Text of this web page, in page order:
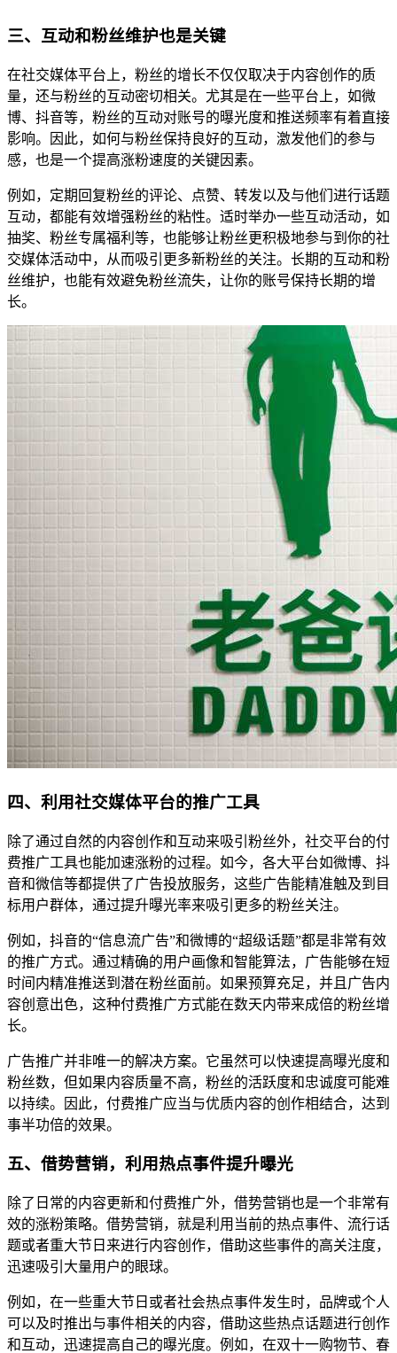
三、互动和粉丝维护也是关键
在社交媒体平台上，粉丝的增长不仅仅取决于内容创作的质
量，还与粉丝的互动密切相关。尤其是在一些平台上，如微
博、抖音等，粉丝的互动对账号的曝光度和推送频率有着直接
影响。因此，如何与粉丝保持良好的互动，激发他们的参与
感，也是一个提高涨粉速度的关键因素。
例如，定期回复粉丝的评论、点赞、转发以及与他们进行话题
互动，都能有效增强粉丝的粘性。适时举办一些互动活动，如
抽奖、粉丝专属福利等，也能够让粉丝更积极地参与到你的社
交媒体活动中，从而吸引更多新粉丝的关注。长期的互动和粉
丝维护，也能有效避免粉丝流失，让你的账号保持长期的增
长。
四、利用社交媒体平台的推广工具
除了通过自然的内容创作和互动来吸引粉丝外，社交平台的付
费推广工具也能加速涨粉的过程。如今，各大平台如微博、抖
音和微信等都提供了广告投放服务，这些广告能精准触及到目
标用户群体，通过提升曝光率来吸引更多的粉丝关注。
例如，抖音的“信息流广告”和微博的“超级话题”都是非常有效
的推广方式。通过精确的用户画像和智能算法，广告能够在短
时间内精准推送到潜在粉丝面前。如果预算充足，并且广告内
容创意出色，这种付费推广方式能在数天内带来成倍的粉丝增
长。
广告推广并非唯一的解决方案。它虽然可以快速提高曝光度和
粉丝数，但如果内容质量不高，粉丝的活跃度和忠诚度可能难
以持续。因此，付费推广应当与优质内容的创作相结合，达到
事半功倍的效果。
五、借势营销，利用热点事件提升曝光
除了日常的内容更新和付费推广外，借势营销也是一个非常有
效的涨粉策略。借势营销，就是利用当前的热点事件、流行话
题或者重大节日来进行内容创作，借助这些事件的高关注度，
迅速吸引大量用户的眼球。
例如，在一些重大节日或者社会热点事件发生时，品牌或个人
可以及时推出与事件相关的内容，借助这些热点话题进行创作
和互动，迅速提高自己的曝光度。例如，在双十一购物节、春